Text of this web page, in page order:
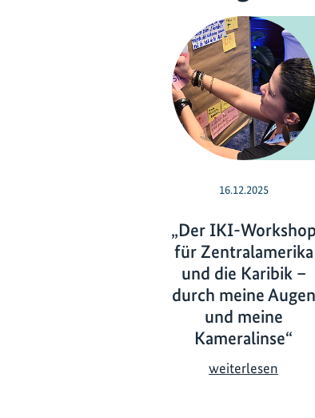
16.12.2025
„Der IKI-Workshop
für Zentralamerika
und die Karibik –
durch meine Augen
und meine
Kameralinse“
weiterlesen